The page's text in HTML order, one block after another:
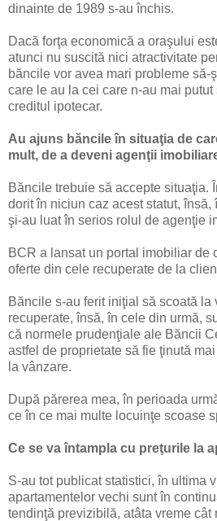
dinainte de 1989 s-au închis.
Dacă forţa economică a oraşului
atunci nu suscită nici atractivitate
băncile vor avea mari probleme să-
care le au la cei care n-au mai
creditul ipotecar.
Au ajuns băncile în situaţia de
mult, de a deveni agenţii
Băncile trebuie să accepte situaţia.
dorit în niciun caz acest statut,
şi-au luat în serios rolul de agenţie
BCR a lansat un portal imobiliar de
oferte din cele recuperate de la
Băncile s-au ferit iniţial să scoată la
recuperate, însă, în cele din urmă,
că normele prudenţiale ale Băncii
astfel de proprietate să fie ţinută
la vânzare.
După părerea mea, în perioada
ce în ce mai multe locuinţe scoase
Ce se va întampla cu preţurile la
S-au tot publicat statistici, în ultima
apartamentelor vechi sunt în
tendinţă previzibilă, atâta vreme cât